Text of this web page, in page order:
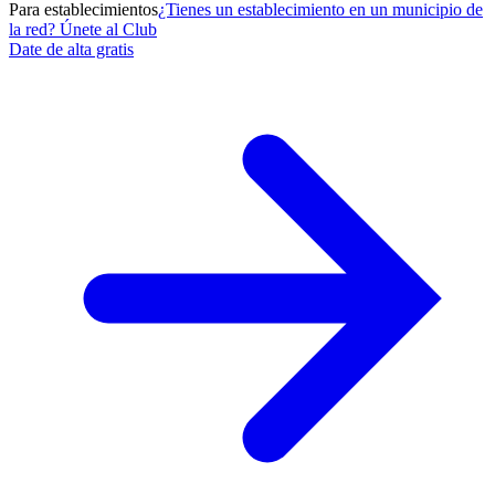
Para establecimientos¿Tienes un establecimiento en un municipio de
la red? Únete al Club
Date de alta gratis